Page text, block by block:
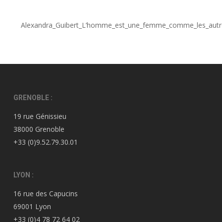
GRENOBLE :
19 rue Génissieu
38000 Grenoble
+33 (0)9.52.79.30.01
LYON :
16 rue des Capucins
69001 Lyon
+33 (0)4 78 72 64 02